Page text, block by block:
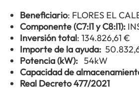
Beneficiario: FLORES EL
Componente (C7:l1 y C8:l1):
Inversión total: 134.826,61 €
Importe de la ayuda:
Potencia (kW): 54kW
Capacidad de
Real Decreto 477/2021